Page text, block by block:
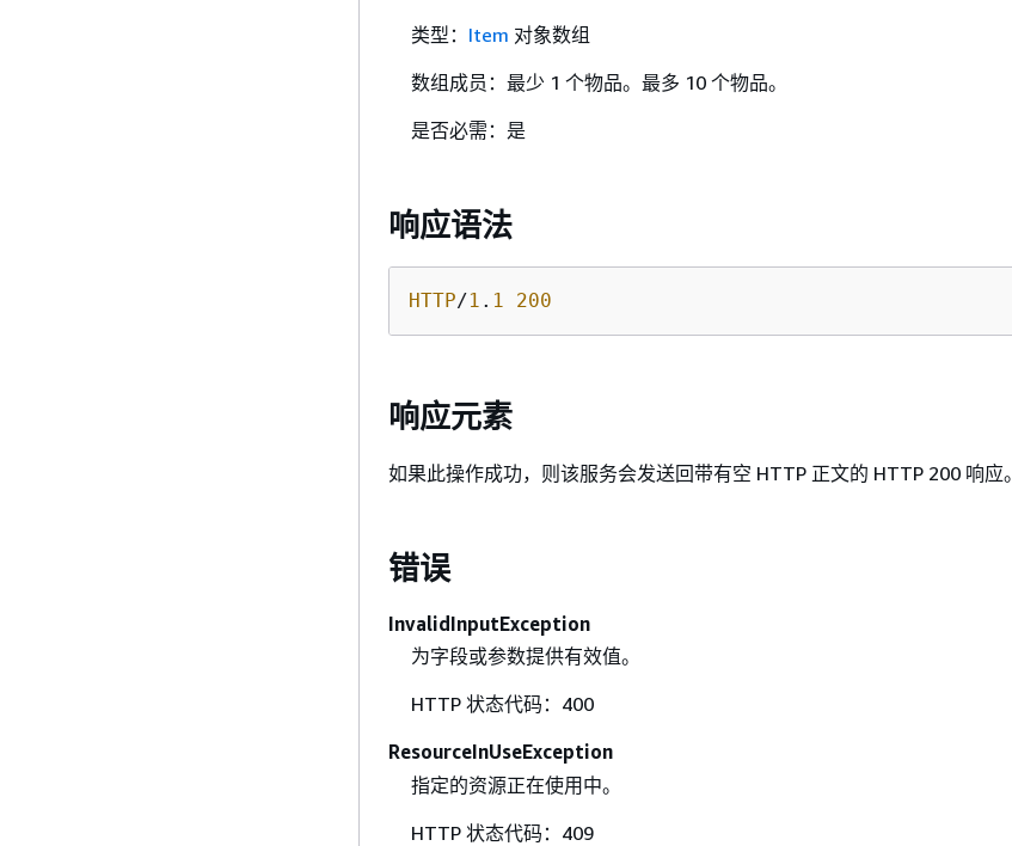
类型： Item 对象数组
数组成员：最少 1 个物品。最多 10 个物品。
是否必需：是
响应语法
HTTP/1 . 1 200
响应元素
如果此操作成功，则该服务会发送回带有空 HTTP 正文的 HTTP 200 响应。
错误
InvalidInputException
为字段或参数提供有效值。
HTTP 状态代码：400
ResourceInUseException
指定的资源正在使用中。
HTTP 状态代码：409